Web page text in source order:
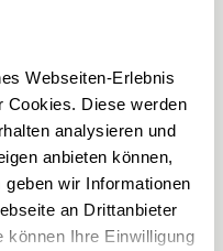
Webseiten-Erlebnis
Cookies. Diese werden
analysieren und
anbieten können,
wir Informationen
an Drittanbieter
können Ihre Einwilligung